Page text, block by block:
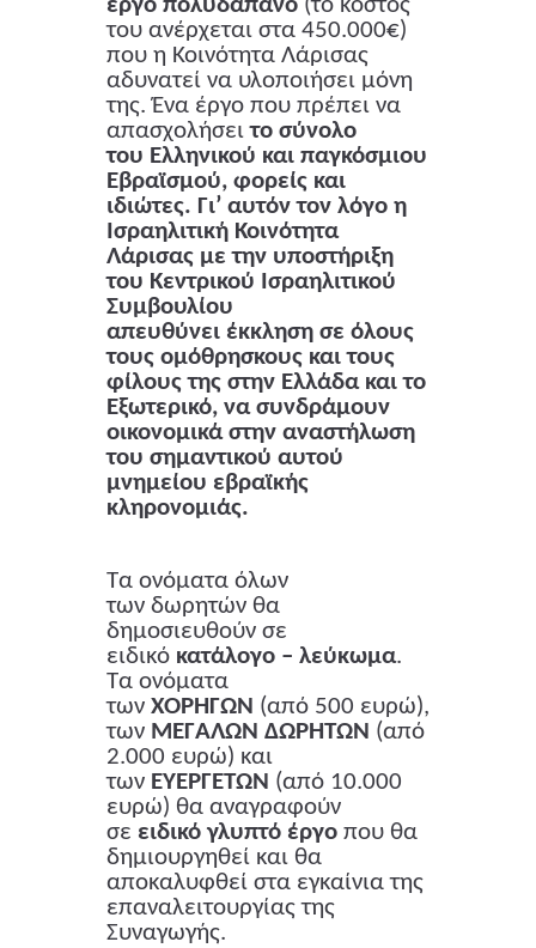
έργο πολυδάπανο (το κόστος
του ανέρχεται στα 450.000€)
που η Κοινότητα Λάρισας
αδυνατεί να υλοποιήσει μόνη
της. Ένα έργο που πρέπει να
απασχολήσειτο σύνολο
του Ελληνικού και παγκόσμιου
Εβραϊσμού, φορείς και
ιδιώτες. Γι’ αυτόν τον λόγο η
Ισραηλιτική Κοινότητα
Λάρισας με την υποστήριξη
του Κεντρικού Ισραηλιτικού
Συμβουλίου
απευθύνει έκκληση σε όλους
τους ομόθρησκους και τους
φίλους της στην Ελλάδα και το
Εξωτερικό, να συνδράμουν
οικονομικά στην αναστήλωση
του σημαντικού αυτού
μνημείου εβραϊκής
κληρονομιάς.
Τα ονόματα όλων
των δωρητών θα
δημοσιευθούν σε
ειδικό κατάλογο – λεύκωμα.
Τα ονόματα
των ΧΟΡΗΓΩΝ (από 500 ευρώ),
των ΜΕΓΑΛΩΝ ΔΩΡΗΤΩΝ (από
2.000 ευρώ) και
των ΕΥΕΡΓΕΤΩΝ (από 10.000
ευρώ) θα αναγραφούν
σε ειδικό γλυπτό έργο που θα
δημιουργηθεί και θα
αποκαλυφθεί στα εγκαίνια της
επαναλειτουργίας της
Συναγωγής.